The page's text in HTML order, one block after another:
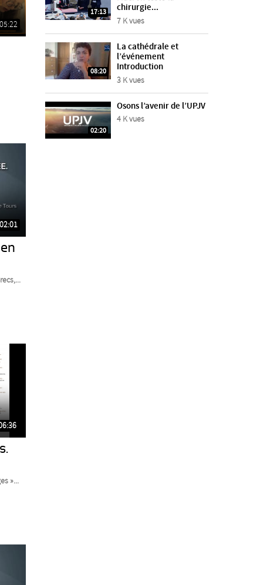
»...
17:13
chirurgie...
7 K vues
08:20
La cathédrale et
l’événement
Introduction
3 K vues
02:20
Osons l’avenir de l’UPJV
4 K vues